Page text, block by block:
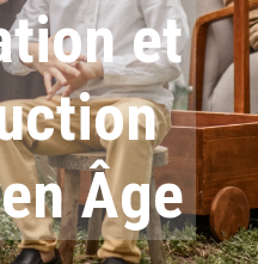
et
Âge